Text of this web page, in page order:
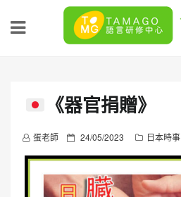
《器官捐贈》
蛋老師
P
o
t
24/05/2023 日本時事